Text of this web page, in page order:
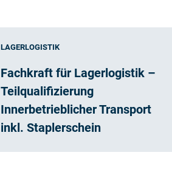
LAGERLOGISTIK
Fachkraft für Lagerlogistik –
Teilqualifizierung
Innerbetrieblicher Transport
inkl. Staplerschein